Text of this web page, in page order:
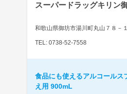
スーパードラッグキリン
和歌山県御坊市湯川町丸山７８－１
TEL: 0738-52-7558
食品にも使えるアルコールス
え用 900mL